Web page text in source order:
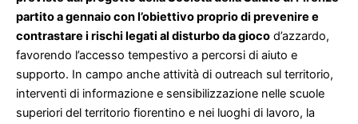
partito a gennaio con l’obiettivo proprio di prevenire e
contrastare i rischi legati al disturbo da gioco d’azzardo,
favorendo l’accesso tempestivo a percorsi di aiuto e
supporto. In campo anche attività di outreach sul territorio,
interventi di informazione e sensibilizzazione nelle scuole
superiori del territorio fiorentino e nei luoghi di lavoro, la